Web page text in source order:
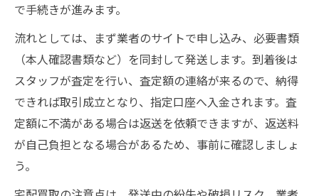
で手続きが進みます。
流れとしては、まず業者のサイトで申し込み、必要書類
（本人確認書類など）を同封して発送します。到着後は
スタッフが査定を行い、査定額の連絡が来るので、納得
できれば取引成立となり、指定口座へ入金されます。査
定額に不満がある場合は返送を依頼できますが、返送料
が自己負担となる場合があるため、事前に確認しましょ
う。